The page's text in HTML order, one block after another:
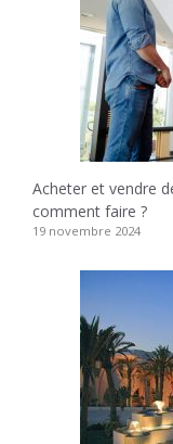
Acheter et vendre
comment faire ?
19 novembre 2024